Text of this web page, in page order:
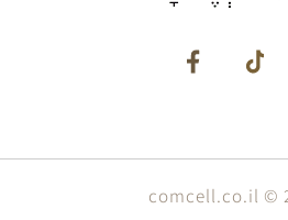
comcell.co.il ©